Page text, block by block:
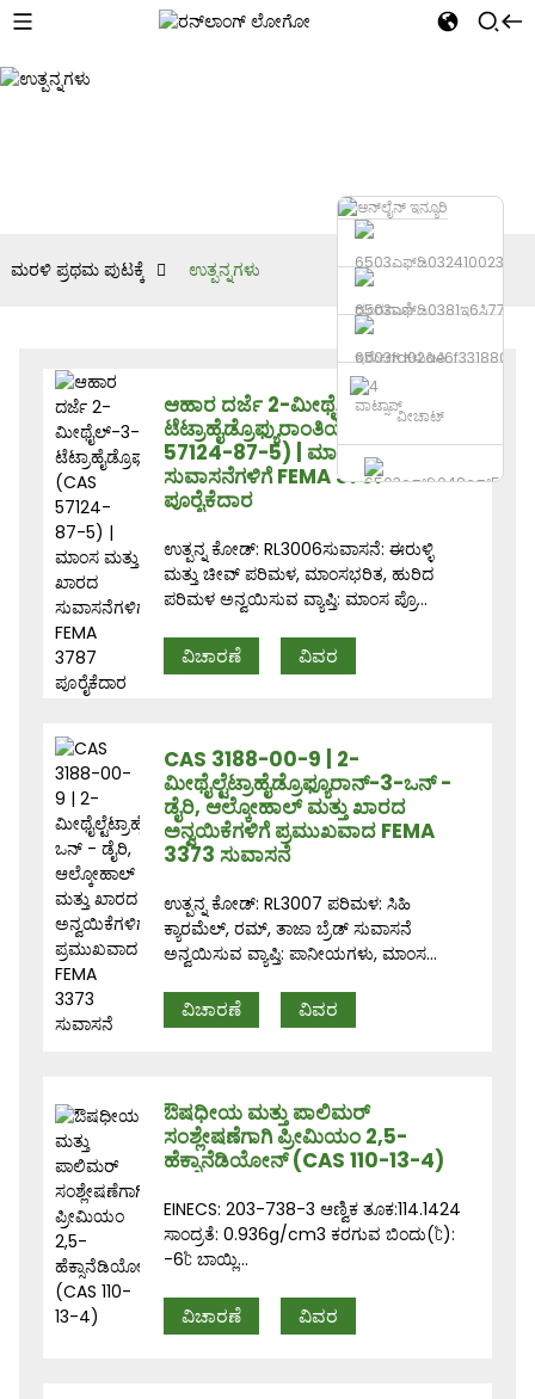
ದೂರವಾಣಿ
ಇಮೇಲ್ ಕಳುಹಿಸಿ
ವಾಟ್ಸಾಪ್
ವೀಚಾಟ್
ಮರಳಿ ಪ್ರಥಮ ಪುಟಕ್ಕೆ ಉತ್ಪನ್ನಗಳು
ಆಹಾರ ದರ್ಜೆ 2-ಮೀಥೈಲ್-3-
ಟೆಟ್ರಾಹೈಡ್ರೊಫ್ಯುರಾಂತಿಯೋಲ್ (CAS
57124-87-5) | ಮಾಂಸ ಮತ್ತು ಖಾರದ
ಸುವಾಸನೆಗಳಿಗೆ FEMA 3787
ಪೂರೈಕೆದಾರ
ಉತ್ಪನ್ನ ಕೋಡ್: RL3006ಸುವಾಸನೆ: ಈರುಳ್ಳಿ
ಮತ್ತು ಚೀವ್ ಪರಿಮಳ, ಮಾಂಸಭರಿತ, ಹುರಿದ
ಪರಿಮಳ ಅನ್ವಯಿಸುವ ವ್ಯಾಪ್ತಿ: ಮಾಂಸ ಪ್ರೊ...
ವಿಚಾರಣೆ ವಿವರ
CAS 3188-00-9 | 2-
ಮೀಥೈಲ್ಟೆಟ್ರಾಹೈಡ್ರೊಫ್ಯೂರಾನ್-3-ಒನ್ -
ಡೈರಿ, ಆಲ್ಕೋಹಾಲ್ ಮತ್ತು ಖಾರದ
ಅನ್ವಯಿಕೆಗಳಿಗೆ ಪ್ರಮುಖವಾದ FEMA
3373 ಸುವಾಸನೆ
ಉತ್ಪನ್ನ ಕೋಡ್: RL3007 ಪರಿಮಳ: ಸಿಹಿ
ಕ್ಯಾರಮೆಲ್, ರಮ್, ತಾಜಾ ಬ್ರೆಡ್ ಸುವಾಸನೆ
ಅನ್ವಯಿಸುವ ವ್ಯಾಪ್ತಿ: ಪಾನೀಯಗಳು, ಮಾಂಸ...
ವಿಚಾರಣೆ ವಿವರ
ಔಷಧೀಯ ಮತ್ತು ಪಾಲಿಮರ್
ಸಂಶ್ಲೇಷಣೆಗಾಗಿ ಪ್ರೀಮಿಯಂ 2,5-
ಹೆಕ್ಸಾನೆಡಿಯೋನ್ (CAS 110-13-4)
EINECS: 203-738-3 ಆಣ್ವಿಕ ತೂಕ:114.1424
ಸಾಂದ್ರತೆ: 0.936g/cm3 ಕರಗುವ ಬಿಂದು(℃):
-6℃ ಬಾಯ್ಲಿ...
ವಿಚಾರಣೆ ವಿವರ